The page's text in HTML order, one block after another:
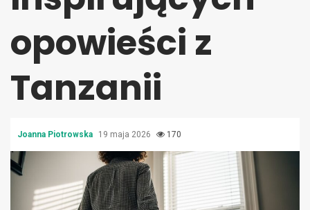
opowieści z
Tanzanii
Joanna Piotrowska 19 maja 2026 170